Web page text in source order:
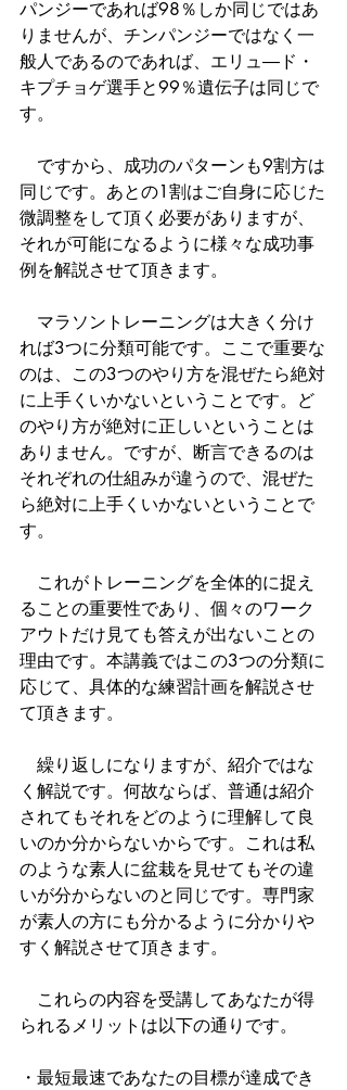
パンジーであれば98％しか同じではあ
りませんが、チンパンジーではなく一
般人であるのであれば、エリュ―ド・
キプチョゲ選手と99％遺伝子は同じで
す。
ですから、成功のパターンも9割方は
同じです。あとの1割はご自身に応じた
微調整をして頂く必要がありますが、
それが可能になるように様々な成功事
例を解説させて頂きます。
マラソントレーニングは大きく分け
れば3つに分類可能です。ここで重要な
のは、この3つのやり方を混ぜたら絶対
に上手くいかないということです。ど
のやり方が絶対に正しいということは
ありません。ですが、断言できるのは
それぞれの仕組みが違うので、混ぜた
ら絶対に上手くいかないということで
す。
これがトレーニングを全体的に捉え
ることの重要性であり、個々のワーク
アウトだけ見ても答えが出ないことの
理由です。本講義ではこの3つの分類に
応じて、具体的な練習計画を解説させ
て頂きます。
繰り返しになりますが、紹介ではな
く解説です。何故ならば、普通は紹介
されてもそれをどのように理解して良
いのか分からないからです。これは私
のような素人に盆栽を見せてもその違
いが分からないのと同じです。専門家
が素人の方にも分かるように分かりや
すく解説させて頂きます。
これらの内容を受講してあなたが得
られるメリットは以下の通りです。
・最短最速であなたの目標が達成でき